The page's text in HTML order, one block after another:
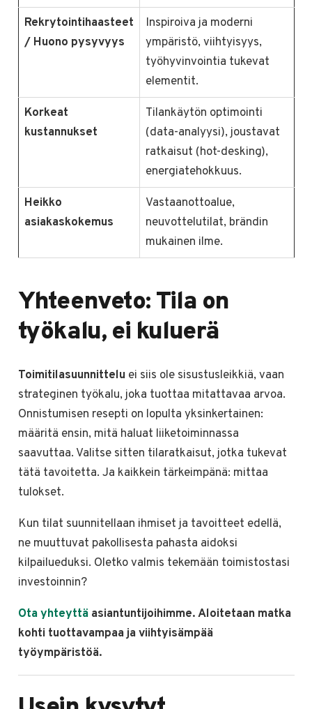
Rekrytointihaasteet
/ Huono pysyvyys
Inspiroiva ja moderni
ympäristö, viihtyisyys,
työhyvinvointia tukevat
elementit.
Korkeat
kustannukset
Tilankäytön optimointi
(data-analyysi), joustavat
ratkaisut (hot-desking),
energiatehokkuus.
Heikko
asiakaskokemus
Vastaanottoalue,
neuvottelutilat, brändin
mukainen ilme.
Yhteenveto: Tila on
työkalu, ei kuluerä
Toimitilasuunnitteluei siis ole sisustusleikkiä, vaan
strateginen työkalu, joka tuottaa mitattavaa arvoa.
Onnistumisen resepti on lopulta yksinkertainen:
määritä ensin, mitä haluat liiketoiminnassa
saavuttaa. Valitse sitten tilaratkaisut, jotka tukevat
tätä tavoitetta. Ja kaikkein tärkeimpänä: mittaa
tulokset.
Kun tilat suunnitellaan ihmiset ja tavoitteet edellä,
ne muuttuvat pakollisesta pahasta aidoksi
kilpailueduksi. Oletko valmis tekemään toimistostasi
investoinnin?
Ota yhteyttäasiantuntijoihimme. Aloitetaan matka
kohti tuottavampaa ja viihtyisämpää
työympäristöä.